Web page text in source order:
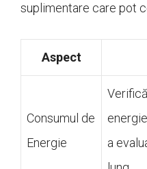
suplimentare care pot
Aspect
Consumul de
Energie
a